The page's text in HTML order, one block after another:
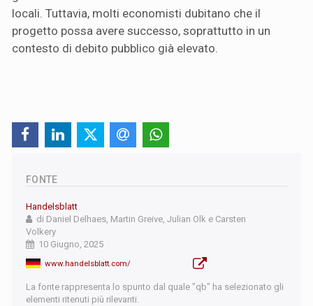
locali. Tuttavia, molti economisti dubitano che il
progetto possa avere successo, soprattutto in un
contesto di debito pubblico già elevato.
FONTE
Handelsblatt
di Daniel Delhaes, Martin Greive, Julian Olk e Carsten
Volkery
10 Giugno, 2025
www.handelsblatt.com/
La fonte rappresenta lo spunto dal quale "qb" ha selezionato gli
elementi ritenuti più rilevanti.